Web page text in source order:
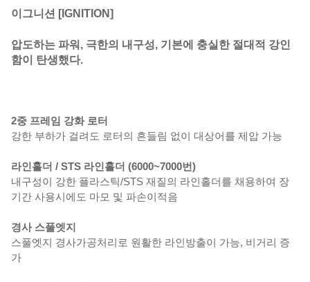
이그니션 [IGNITION]
압도하는 파워, 극한의 내구성, 기본에 충실한 절대적 강인
함이 탄생했다.
2중 프레임 강화 로터
강한 부하가 걸려도 로터의 흔들림 없이 대상어를 제압 가능
라인홀더 / STS 라인홀더 (6000~7000번)
내구성이 강한 플라스틱/STS 재질의 라인홀더를 채용하여 장
기간 사용시에도 마모 및 파손이적음
경사 스풀엣지
스풀엣지 경사가공처리로 원활한 라인방출이 가능, 비거리 증
가